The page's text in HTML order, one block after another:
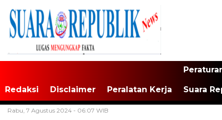
Redaksi Disclaimer Peralatan Kerja Suara
Rabu, 7 Agustus 2024 - 06:07 WIB